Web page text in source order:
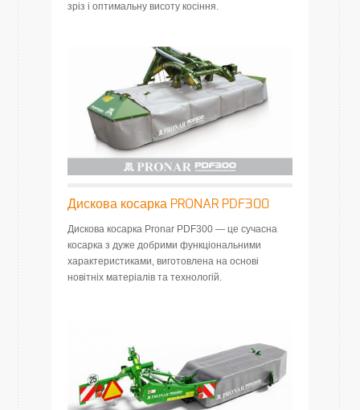
зріз і оптимальну висоту косіння.
Дискова косарка PRONAR PDF300
Дискова косарка Pronar PDF300 — це сучасна
косарка з дуже добрими функціональними
характеристиками, виготовлена на основі
новітніх матеріалів та технологій.